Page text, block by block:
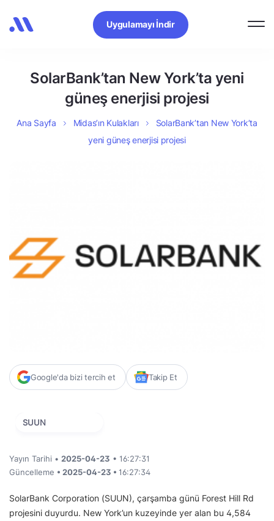
Uygulamayı İndir
SolarBank’tan New York’ta yeni
güneş enerjisi projesi
Ana Sayfa Midas’ın Kulakları
SolarBank’tan New York’ta
yeni güneş enerjisi projesi
Google'da bizi tercih et Takip Et
SUUN
Yayın Tarihi • 2025-04-23 • 16:27:31
Güncelleme • 2025-04-23 • 16:27:34
SolarBank Corporation (SUUN), çarşamba günü Forest Hill Rd
projesini duyurdu. New York’un kuzeyinde yer alan bu 4,584